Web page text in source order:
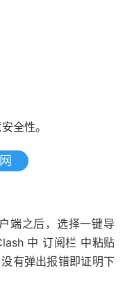
全性。
端之后，选择一键导
中 订阅栏 中粘贴
有弹出报错即证明下